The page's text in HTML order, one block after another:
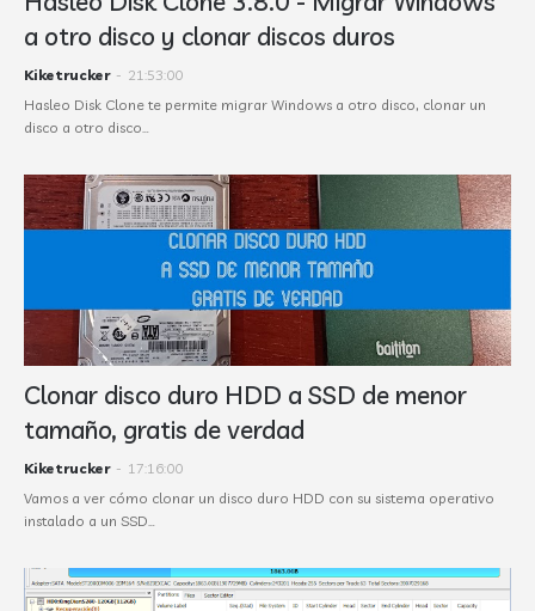
a otro disco y clonar discos duros
Kiketrucker - 21:53:00
Hasleo Disk Clone te permite migrar Windows a otro disco, clonar un
disco a otro disco…
Clonar disco duro HDD a SSD de menor
tamaño, gratis de verdad
Kiketrucker - 17:16:00
Vamos a ver cómo clonar un disco duro HDD con su sistema operativo
instalado a un SSD…